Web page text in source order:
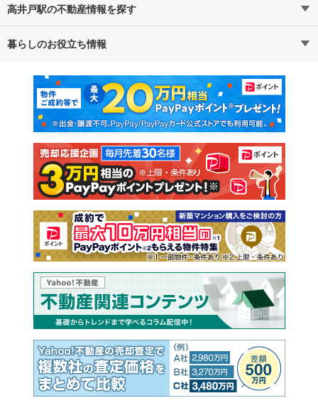
高井戸駅の不動産情報を探す
不動産・住宅
新築マンション 中古マンション
新築一戸建て 中古一戸建て
注文住宅 土地
売却査定
暮らしのお役立ち情報
マンションカタログ 教えて！住まいの先生